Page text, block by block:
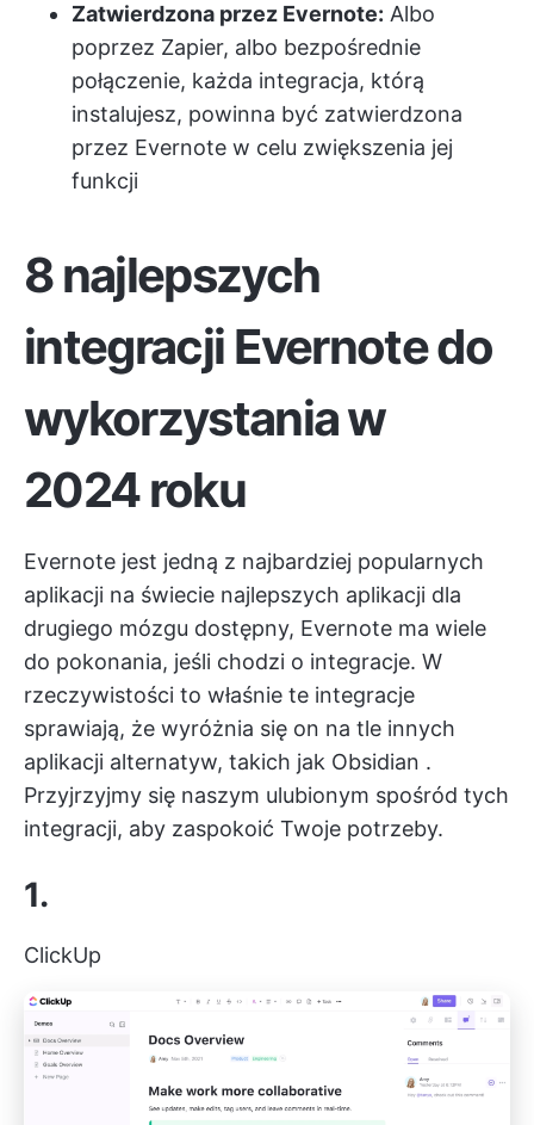
Zatwierdzona przez Evernote: Albo
poprzez Zapier, albo bezpośrednie
połączenie, każda integracja, którą
instalujesz, powinna być zatwierdzona
przez Evernote w celu zwiększenia jej
funkcji
8 najlepszych
integracji Evernote do
wykorzystania w
2024 roku
Evernote jest jedną z najbardziej popularnych
aplikacji na świecie najlepszych aplikacji dla
drugiego mózgu dostępny, Evernote ma wiele
do pokonania, jeśli chodzi o integracje. W
rzeczywistości to właśnie te integracje
sprawiają, że wyróżnia się on na tle innych
aplikacji alternatyw, takich jak Obsidian .
Przyjrzyjmy się naszym ulubionym spośród tych
integracji, aby zaspokoić Twoje potrzeby.
1.
ClickUp